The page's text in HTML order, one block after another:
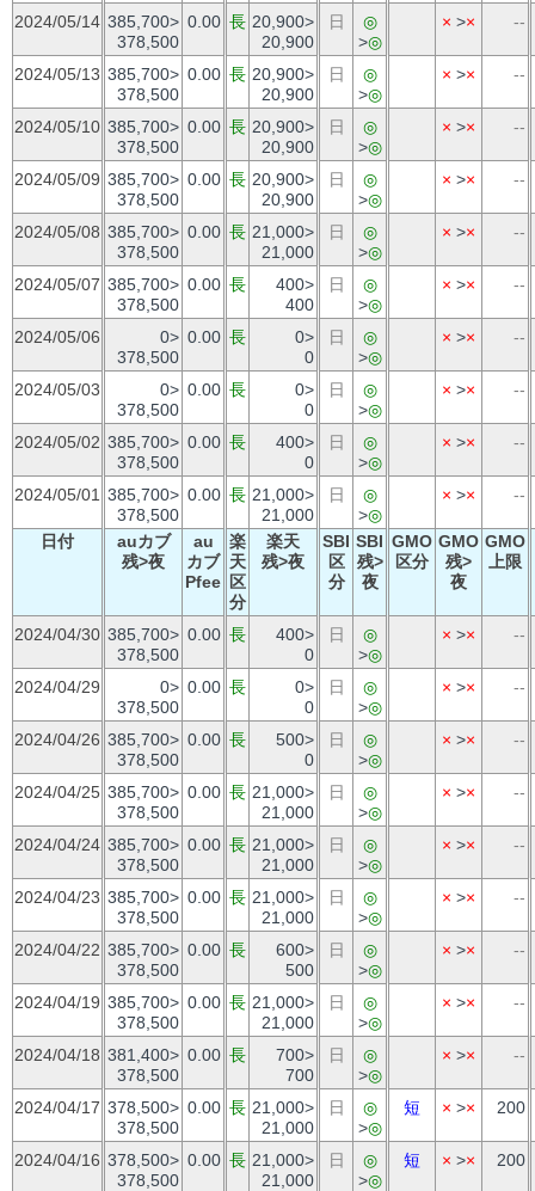
2024/05/14 385,700>
378,500
0.00 長 20,900>
20,900
日
◎
>◎
× >× --
2024/05/13 385,700>
378,500
0.00 長 20,900>
20,900
日
◎
>◎
× >× --
2024/05/10 385,700>
378,500
0.00 長 20,900>
20,900
日
◎
>◎
× >× --
2024/05/09 385,700>
378,500
0.00 長 20,900>
20,900
日
◎
>◎
× >× --
2024/05/08 385,700>
378,500
0.00 長 21,000>
21,000
日
◎
>◎
× >× --
2024/05/07 385,700>
378,500
0.00 長
400>
400
日
◎
>◎
× >× --
2024/05/06
0>
378,500
0.00 長
0>
0
日
◎
>◎
× >× --
2024/05/03
0>
378,500
0.00 長
0>
0
日
◎
>◎
× >× --
2024/05/02 385,700>
378,500
0.00 長
400>
0
日
◎
>◎
× >× --
2024/05/01 385,700>
378,500
0.00 長 21,000>
21,000
日
◎
>◎
× >× --
日付
auカブ
残>夜
au
カブ
Pfee
楽
天
区
分
楽天
残>夜
SBI
区
分
SBI
残>
夜
GMO
区分
GMO
残>
夜
GMO
上限
2024/04/30 385,700>
378,500
0.00 長
400>
0
日
◎
>◎
× >× --
2024/04/29
0>
378,500
0.00 長
0>
0
日
◎
>◎
× >× --
2024/04/26 385,700>
378,500
0.00 長
500>
0
日
◎
>◎
× >× --
2024/04/25 385,700>
378,500
0.00 長 21,000>
21,000
日
◎
>◎
× >× --
2024/04/24 385,700>
378,500
0.00 長 21,000>
21,000
日
◎
>◎
× >× --
2024/04/23 385,700>
378,500
0.00 長 21,000>
21,000
日
◎
>◎
× >× --
2024/04/22 385,700>
378,500
0.00 長
600>
500
日
◎
>◎
× >× --
2024/04/19 385,700>
378,500
0.00 長 21,000>
21,000
日
◎
>◎
× >× --
2024/04/18 381,400>
378,500
0.00 長
700>
700
日
◎
>◎
× >× --
2024/04/17 378,500>
378,500
0.00 長 21,000>
21,000
日
◎
>◎
短 × >× 200
2024/04/16 378,500>
378,500
0.00 長 21,000>
21,000
日
◎
>◎
短 × >× 200